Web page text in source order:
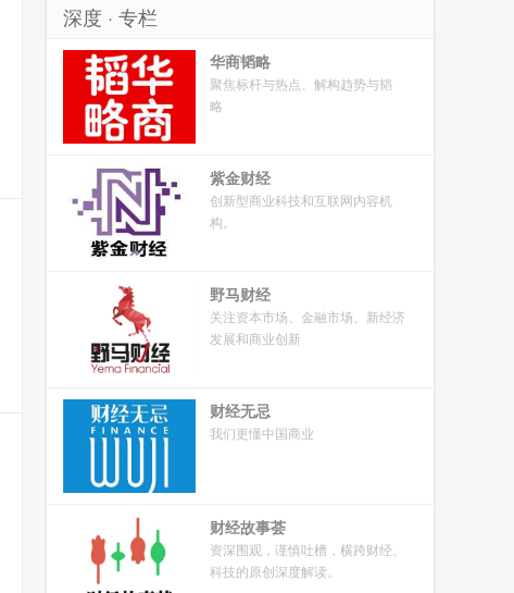
深度 · 专栏
华商韬略
聚焦标杆与热点、解构趋势与韬
略
紫金财经
创新型商业科技和互联网内容机
构。
野马财经
关注资本市场、金融市场、新经济
发展和商业创新
财经无忌
我们更懂中国商业
财经故事荟
资深围观，谨慎吐槽，横跨财经、
科技的原创深度解读。